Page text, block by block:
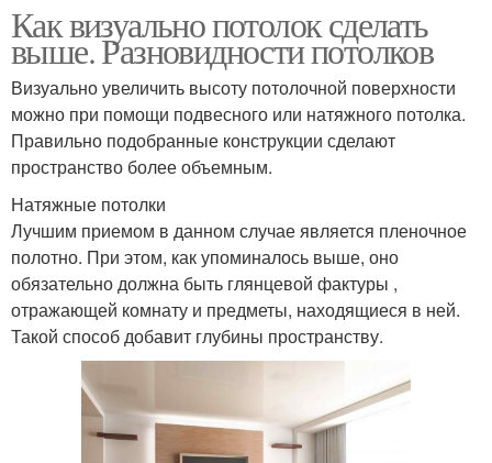
Как визуально потолок сделать
выше. Разновидности потолков
Визуально увеличить высоту потолочной поверхности
можно при помощи подвесного или натяжного потолка.
Правильно подобранные конструкции сделают
пространство более объемным.
Натяжные потолки
Лучшим приемом в данном случае является пленочное
полотно. При этом, как упоминалось выше, оно
обязательно должна быть глянцевой фактуры ,
отражающей комнату и предметы, находящиеся в ней.
Такой способ добавит глубины пространству.